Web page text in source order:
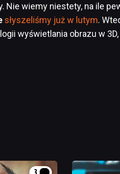
Nie wiemy niestety, na ile
słyszeliśmy już w lutym.
wyświetlania obrazu w 3D,